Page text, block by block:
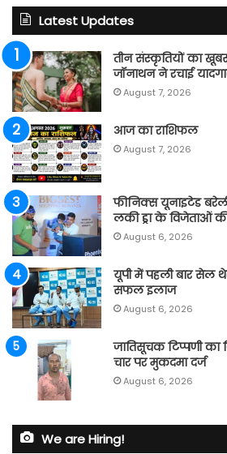
Latest Updates
तीन संस्कृतियों का
जॉनाथन ने रचाई
August 7, 2026
आज का राशिफल
August 7, 2026
फीनिक्स यूनाइटेड
लकी ड्रा के विजेताओं
August 6, 2026
यूपी में पहली बार सेल
सफल इलाज
August 6, 2026
जातिसूचक टिप्पणी का
चार पर मुकदमा दर्ज
August 6, 2026
We are Hiring!